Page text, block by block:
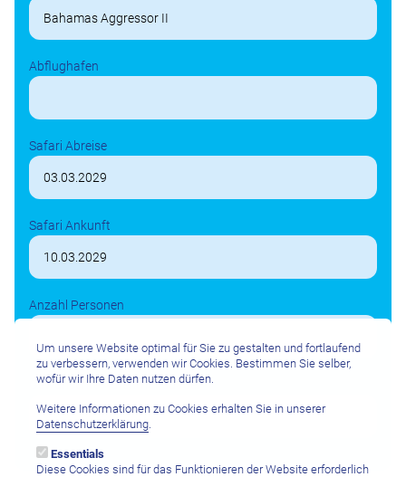
Abflughafen
Safari Abreise
Safari Ankunft
Anzahl Personen
Gewünschte Aufenthaltsdauer
Um unsere Website optimal für Sie zu gestalten und fortlaufend
zu verbessern, verwenden wir Cookies. Bestimmen Sie selber,
wofür wir Ihre Daten nutzen dürfen.
Weitere Informationen zu Cookies erhalten Sie in unserer
Datenschutzerklärung.
Essentials
Diese Cookies sind für das Funktionieren der Website erforderlich